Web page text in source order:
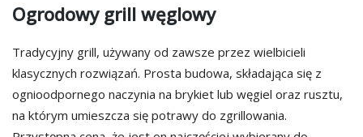
Ogrodowy grill węglowy
Tradycyjny grill, używany od zawsze przez wielbicieli
klasycznych rozwiązań. Prosta budowa, składająca się z
ognioodpornego naczynia na brykiet lub węgiel oraz rusztu,
na którym umieszcza się potrawy do zgrillowania.